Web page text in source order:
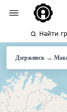
Найти
Дзержинск →